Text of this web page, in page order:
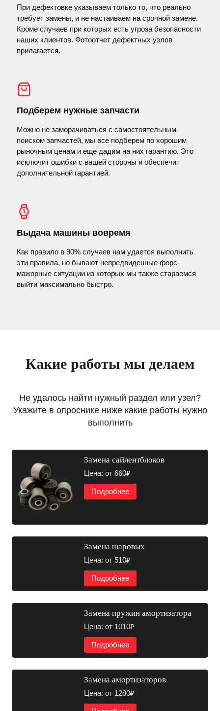
При дефектовке указываем только то, что реально
требует замены, и не настаиваем на срочной замене.
Кроме случаев при которых есть угроза безопасности
наших клиентов. Фотоотчет дефектных узлов
прилагается.
Подберем нужные запчасти
Можно не заморачиваться с самостоятельным
поиском запчастей, мы все подберем по хорошим
рыночным ценам и еще дадим на них гарантию. Это
исключит ошибки с вашей стороны и обеспечит
дополнительной гарантией.
Выдача машины вовремя
Как правило в 90% случаев нам удается выполнить
эти правила, но бывают непредвиденные форс-
мажорные ситуации из которых мы также стараемся
выйти максимально быстро.
Какие работы мы делаем
Не удалось найти нужный раздел или узел?
Укажите в опроснике ниже какие работы нужно
выполнить
Замена сайлентблоков
Цена: от 660₽
Подробнее
Замена шаровых
Цена: от 510₽
Подробнее
Замена пружин амортизатора
Цена: от 1010₽
Подробнее
Замена амортизаторов
Цена: от 1280₽